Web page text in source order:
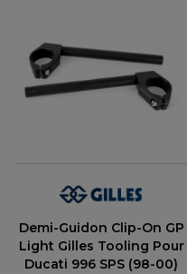
Demi-Guidon Clip-On GP
Light Gilles Tooling Pour
Ducati 996 SPS (98-00)